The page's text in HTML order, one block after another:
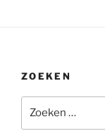
ZOEKEN
naar: